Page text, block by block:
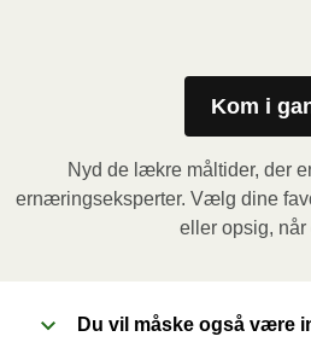
minutter. Lad derefter måltidet
minut, inden du fjerner folien.
Ovn (170˚C):
Forvarm ovnen. Fjern
i yderligere 1 minut, inden du
Kom i
Nyd de lækre måltider, der
ernæringseksperter. Vælg dine
eller opsig, når
Du vil måske også være